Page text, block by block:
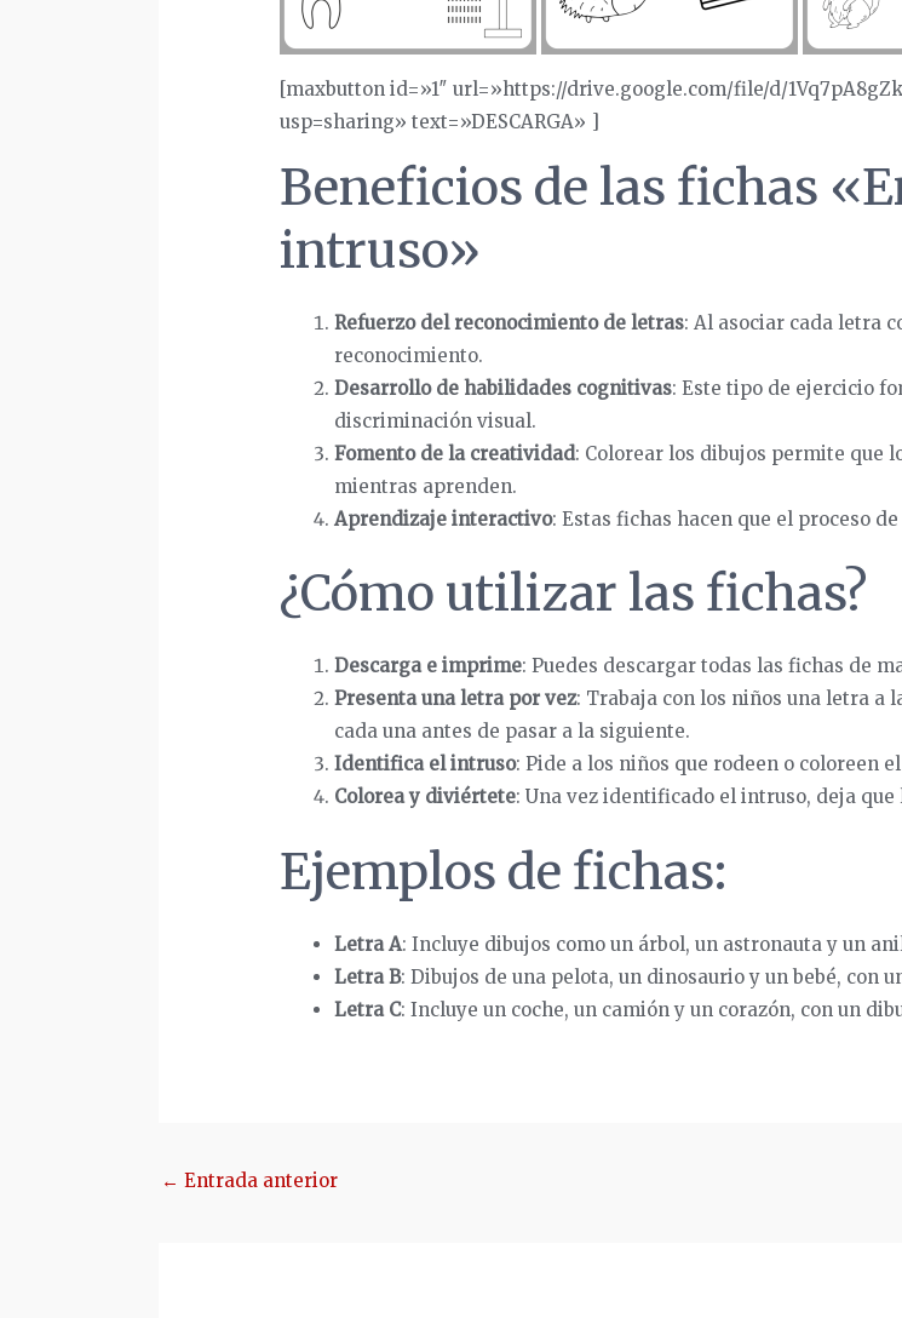
[maxbutton id=»1″ url=»https://drive.google.com/file/d/
usp=sharing» text=»DESCARGA» ]
Beneficios de las fichas
intruso»
Refuerzo del reconocimiento de letras: Al asociar cada letra
reconocimiento.
Desarrollo de habilidades cognitivas: Este tipo de ejercicio
discriminación visual.
Fomento de la creatividad: Colorear los dibujos permite que
mientras aprenden.
Aprendizaje interactivo: Estas fichas hacen que el proceso
¿Cómo utilizar las fichas?
Descarga e imprime: Puedes descargar todas las fichas de
Presenta una letra por vez: Trabaja con los niños una letra a
cada una antes de pasar a la siguiente.
Identifica el intruso: Pide a los niños que rodeen o coloreen
Colorea y diviértete: Una vez identificado el intruso, deja
Ejemplos de fichas:
Letra A: Incluye dibujos como un árbol, un astronauta y un
Letra B: Dibujos de una pelota, un dinosaurio y un bebé, con
Letra C: Incluye un coche, un camión y un corazón, con un
Navegación
← Entrada anterior